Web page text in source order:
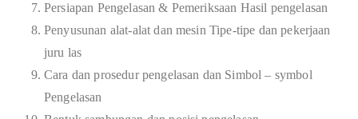
Persiapan Pengelasan & Pemeriksaan Hasil pengelasan
Penyusunan alat-alat dan mesin Tipe-tipe dan pekerjaan
juru las
Cara dan prosedur pengelasan dan Simbol – symbol
Pengelasan